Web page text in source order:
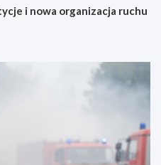
i nowa organizacja ruchu